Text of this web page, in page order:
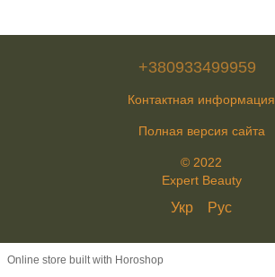
+380933499959
Контактная информация
Полная версия сайта
© 2022
Expert Beauty
Укр Рус
Online store built with Horoshop